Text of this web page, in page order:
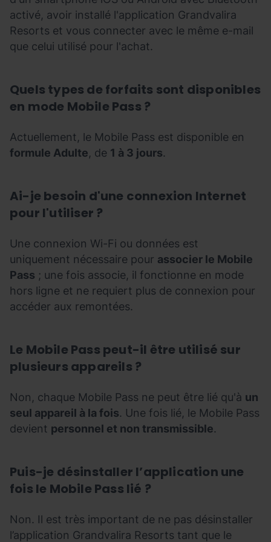
activé, avoir installé l'application Grandvalira
Resorts et vous connecter avec le même e-mail
que celui utilisé pour l'achat.
Quels types de forfaits sont disponibles
en mode Mobile Pass ?
Actuellement, le Mobile Pass est disponible en
formule Adulte, de 1 à 3 jours.
Ai-je besoin d'une connexion Internet
pour l'utiliser ?
Une connexion Wi-Fi ou données est
uniquement nécessaire pour associer le Mobile
Pass ; une fois associe, il fonctionne en mode
hors ligne et ne requiert plus de connexion pour
accéder aux remontées.
Le Mobile Pass peut-il être utilisé sur
plusieurs appareils ?
Non, chaque Mobile Pass ne peut être lié qu'à un
seul appareil à la fois. Une fois lié, le Mobile Pass
devient personnel et non transmissible.
Puis-je désinstaller l’application une
fois le Mobile Pass lié ?
Non. Il est très important de ne pas désinstaller
l’application Grandvalira Resorts tant que le